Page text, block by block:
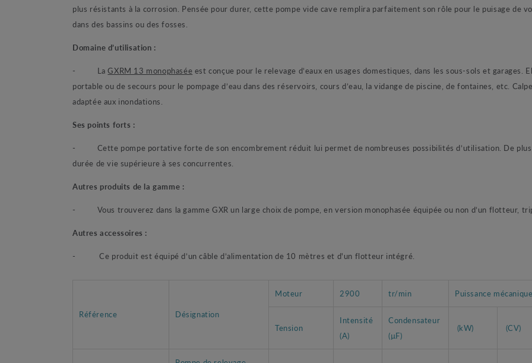
plus résistants à la corrosion. Pensée pour durer, cette pompe vide cave remplira parfaitement son rôle pour le puisage de
dans des bassins ou des fosses.
Domaine d’utilisation :
- LaGXRM 13 monophasée est conçue pour le relevage d’eaux en usages domestiques, dans les sous-sols et
portable ou de secours pour le pompage d’eau dans des réservoirs, cours d’eau, la vidange de piscine, de fontaines, etc.
adaptée aux inondations.
Ses points forts :
- Cette pompe portative forte de son encombrement réduit lui permet de nombreuses possibilités d’utilisation. De
durée de vie supérieure à ses concurrentes.
Autres produits de la gamme :
- Vous trouverez dans la gamme GXR un large choix de pompe, en version monophasée équipée ou non d’un flotteur,
Autres accessoires :
- Ce produit est équipé d’un câble d’alimentation de 10 mètres et d'un flotteur intégré.
Référence Désignation
Moteur 2900 tr/min Puissance
Tension
Intensité
(A)
Condensateur
(µF)
(kW) (CV)